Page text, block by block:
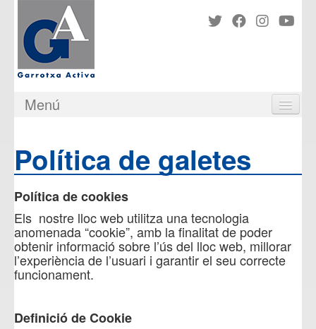
Menú
VÍDEOS
RIPOLLÈS ASSESSORS
NOTICIES I CIRCULARS
COMUNITATS DE PROPIETARIS
ENLLAÇOS D'INTERÈS
CONSELLS
CONTACTE I SITUACIÓ
Política de galetes
Política de cookies
Els nostre lloc web utilitza una tecnologia
anomenada “cookie”, amb la finalitat de poder
obtenir informació sobre l’ús del lloc web, millorar
l’experiència de l’usuari i garantir el seu correcte
funcionament.
Definició de Cookie